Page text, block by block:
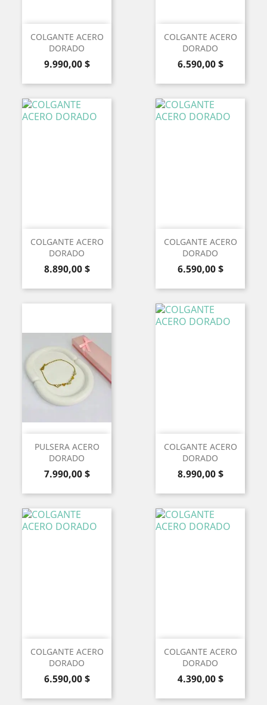
COLGANTE ACERO
DORADO
Precio
9.990,00 $
COLGANTE ACERO
DORADO
Precio
6.590,00 $
COLGANTE ACERO
DORADO
Precio
8.890,00 $
COLGANTE ACERO
DORADO
Precio
6.590,00 $
PULSERA ACERO
DORADO
Precio
7.990,00 $
COLGANTE ACERO
DORADO
Precio
8.990,00 $
COLGANTE ACERO
DORADO
Precio
6.590,00 $
COLGANTE ACERO
DORADO
Precio
4.390,00 $